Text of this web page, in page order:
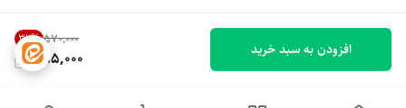
۵۷۰٬۰۰۰ 32%
385,000 افزودن به سبد خرید